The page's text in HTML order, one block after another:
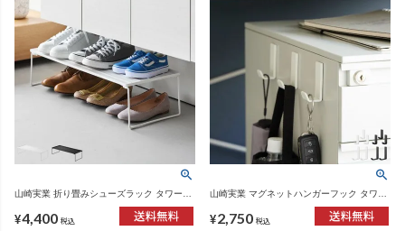
山崎実業 折り畳みシューズラック タワー
tower | インテリア雑貨・タワーシリーズ
¥4,400 税込
山崎実業 マグネットハンガーフック タワー
tower | インテリア雑貨・タワーシリーズ
¥2,750 税込